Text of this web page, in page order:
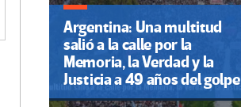
Argentina: Una multitud
salió a la calle por la
Memoria, la Verdad y la
Justicia a 49 años del golpe